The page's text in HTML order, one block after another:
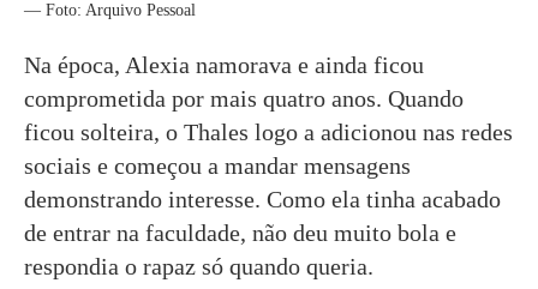
— Foto: Arquivo Pessoal
Na época, Alexia namorava e ainda ficou
comprometida por mais quatro anos. Quando
ficou solteira, o Thales logo a adicionou nas redes
sociais e começou a mandar mensagens
demonstrando interesse. Como ela tinha acabado
de entrar na faculdade, não deu muito bola e
respondia o rapaz só quando queria.